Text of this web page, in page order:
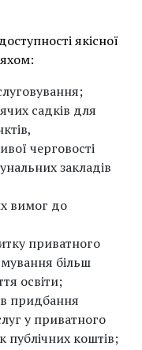
якісної
садків для
черговості
закладів
вимог до
приватного
більш
освіти;
придбання
у приватного
публічних коштів;